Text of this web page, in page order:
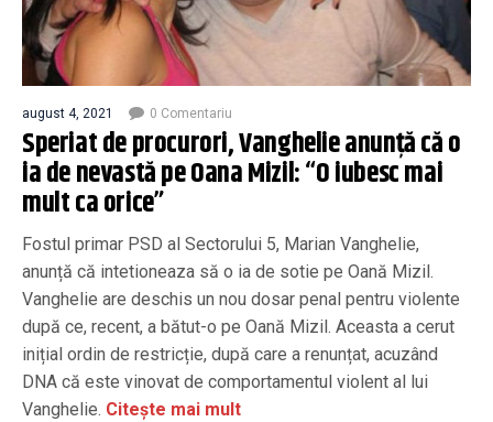
august 4, 2021 0 Comentariu
Speriat de procurori, Vanghelie anunță că o
ia de nevastă pe Oana Mizil: “O iubesc mai
mult ca orice”
Fostul primar PSD al Sectorului 5, Marian Vanghelie,
anunță că intetioneaza să o ia de sotie pe Oană Mizil.
Vanghelie are deschis un nou dosar penal pentru violente
după ce, recent, a bătut-o pe Oană Mizil. Aceasta a cerut
inițial ordin de restricție, după care a renunțat, acuzând
DNA că este vinovat de comportamentul violent al lui
Vanghelie. Citește mai mult